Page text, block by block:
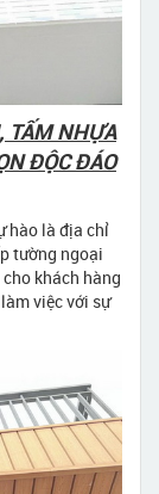
TẤM NHỰA
ĐỘC ĐÁO
hào là địa chỉ
tường ngoại
khách hàng
việc với sự